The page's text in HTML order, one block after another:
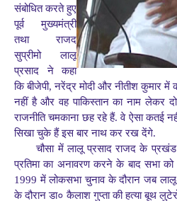
संबोधित करते हुए
पूर्व मुख्यमंत्री
तथा राजद
सुप्रीमो लालू
प्रसाद ने कहा
कि बीजेपी, नरेंद्र मोदी और नीतीश कुमार में
नहीं है और वह पाकिस्तान का नाम लेकर
राजनीति चमकाना छह रहे हैं. वे ऐसा कतई
सिखा चुके हैं इस बार नाथ कर रख देंगे.
चौसा में लालू प्रसाद राजद के
प्रतिमा का अनावरण करने के बाद सभा को
1999 में लोकसभा चुनाव के दौरान जब
के दौरान डा० कैलाश गुप्ता की हत्या बूथ